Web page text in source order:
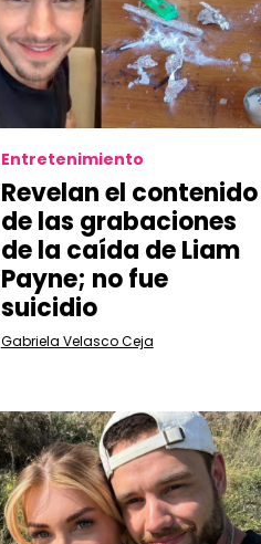
Entretenimiento
Revelan el contenido
de las grabaciones
de la caída de Liam
Payne; no fue
suicidio
Gabriela Velasco Ceja